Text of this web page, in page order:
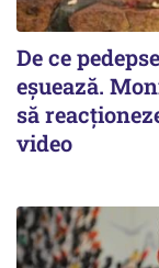
De ce
eșuează.
să
video